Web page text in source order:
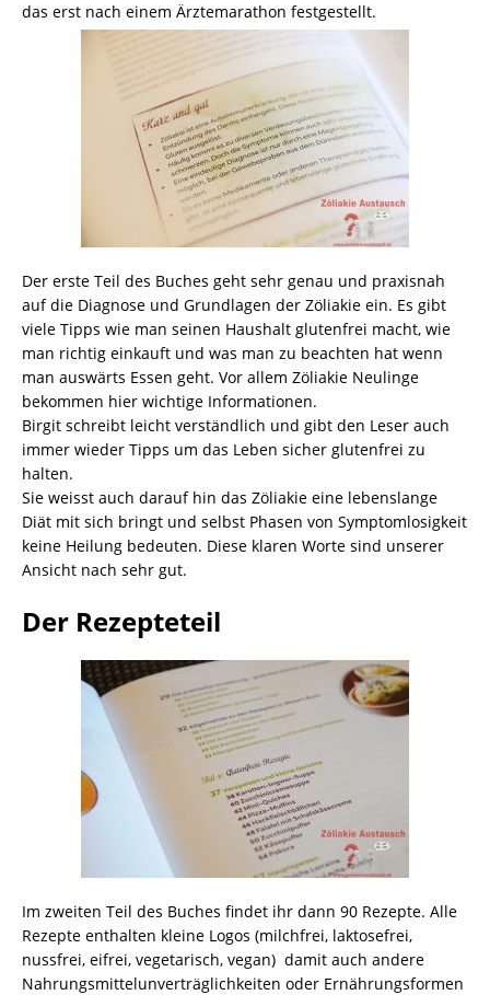
das erst nach einem Ärztemarathon festgestellt.
Der erste Teil des Buches geht sehr genau und praxisnah
auf die Diagnose und Grundlagen der Zöliakie ein. Es gibt
viele Tipps wie man seinen Haushalt glutenfrei macht, wie
man richtig einkauft und was man zu beachten hat wenn
man auswärts Essen geht. Vor allem Zöliakie Neulinge
bekommen hier wichtige Informationen.
Birgit schreibt leicht verständlich und gibt den Leser auch
immer wieder Tipps um das Leben sicher glutenfrei zu
halten.
Sie weisst auch darauf hin das Zöliakie eine lebenslange
Diät mit sich bringt und selbst Phasen von Symptomlosigkeit
keine Heilung bedeuten. Diese klaren Worte sind unserer
Ansicht nach sehr gut.
Der Rezepteteil
Im zweiten Teil des Buches findet ihr dann 90 Rezepte. Alle
Rezepte enthalten kleine Logos (milchfrei, laktosefrei,
nussfrei, eifrei, vegetarisch, vegan) damit auch andere
Nahrungsmittelunverträglichkeiten oder Ernährungsformen